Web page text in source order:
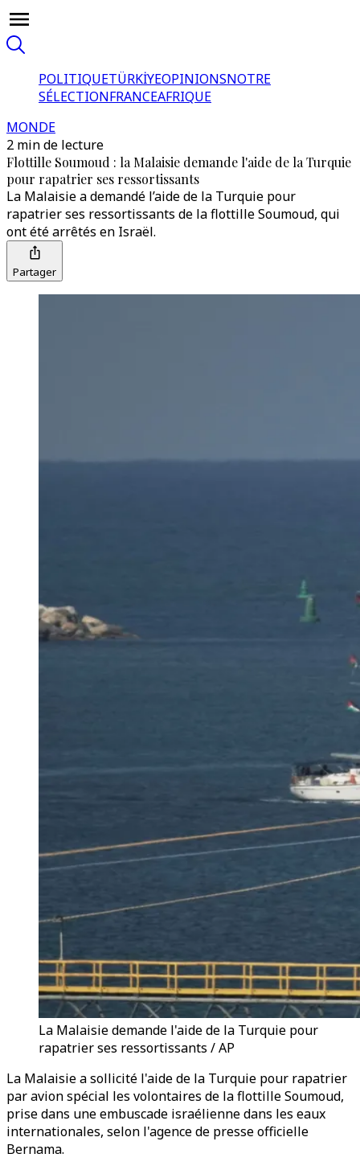
POLITIQUETÜRKİYEOPINIONSNOTRE
SÉLECTIONFRANCEAFRIQUE
MONDE
2 min de lecture
Flottille Soumoud : la Malaisie demande l'aide de la Turquie
pour rapatrier ses ressortissants
La Malaisie a demandé l’aide de la Turquie pour
rapatrier ses ressortissants de la flottille Soumoud, qui
ont été arrêtés en Israël.
Partager
La Malaisie demande l'aide de la Turquie pour
rapatrier ses ressortissants / AP
La Malaisie a sollicité l'aide de la Turquie pour rapatrier
par avion spécial les volontaires de la flottille Soumoud,
prise dans une embuscade israélienne dans les eaux
internationales, selon l'agence de presse officielle
Bernama.